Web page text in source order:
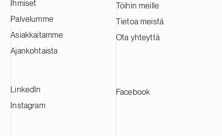
arvioidaan tuottavan vuosittain noin 60
000 tonnia katodiaktiivimateriaalia.
Tehtaasta tulee yksi Euroopan suurimmista
CAM-tuotantolaitoksista, ja se tulee
toimittamaan materiaaleja johtaville
Ihmiset
Palvelumme
Asiakkaitamme
Ajankohtaista
Töihin meille
Tietoa meistä
Ota yhteyttä
LinkedIn
Instagram
Facebook